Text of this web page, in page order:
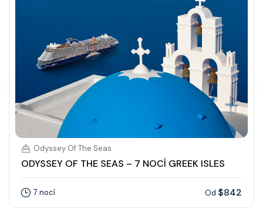
Odyssey Of The Seas
ODYSSEY OF THE SEAS – 7 NOCÍ GREEK ISLES
7 nocí Od $842